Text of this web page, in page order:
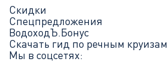
Скидки
Спецпредложения
ВодоходЪ.Бонус
Скачать гид по речным круизам
Мы в соцсетях: